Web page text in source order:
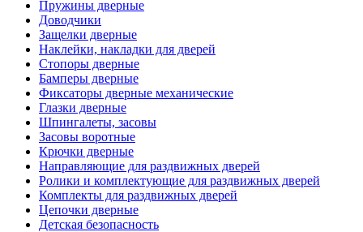
Пружины дверные
Доводчики
Защелки дверные
Наклейки, накладки для дверей
Стопоры дверные
Бамперы дверные
Фиксаторы дверные механические
Глазки дверные
Шпингалеты, засовы
Засовы воротные
Крючки дверные
Направляющие для раздвижных дверей
Ролики и комплектующие для раздвижных дверей
Комплекты для раздвижных дверей
Цепочки дверные
Детская безопасность